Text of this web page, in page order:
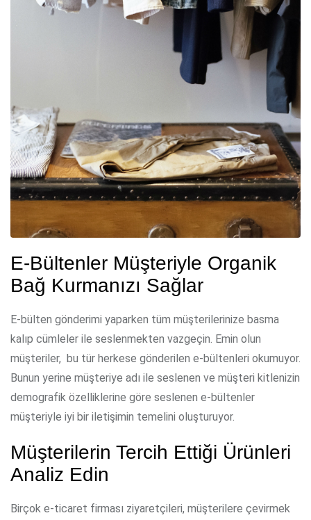
E-Bültenler Müşteriyle Organik
Bağ Kurmanızı Sağlar
E-bülten gönderimi yaparken tüm müşterilerinize basma
kalıp cümleler ile seslenmekten vazgeçin. Emin olun
müşteriler, bu tür herkese gönderilen e-bültenleri okumuyor.
Bunun yerine müşteriye adı ile seslenen ve müşteri kitlenizin
demografik özelliklerine göre seslenen e-bültenler
müşteriyle iyi bir iletişimin temelini oluşturuyor.
Müşterilerin Tercih Ettiği Ürünleri
Analiz Edin
Birçok e-ticaret firması ziyaretçileri, müşterilere çevirmek